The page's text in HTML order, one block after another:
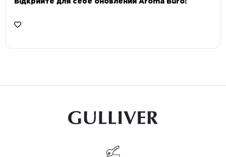
Відкрийте для себе оновлений Aroma Buro! ⠀